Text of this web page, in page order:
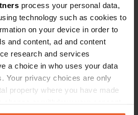
process your personal data,
technology such as cookies to
on your device in order to
and content, ad and content
research and services
a choice in who uses your data
Your privacy choices are only
property where you have made
Copie
PRO+